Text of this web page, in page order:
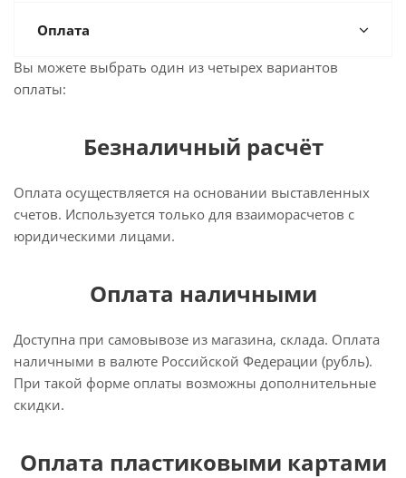
Оплата
Вы можете выбрать один из четырех вариантов
оплаты:
Безналичный расчёт
Оплата осуществляется на основании выставленных
счетов. Используется только для взаиморасчетов с
юридическими лицами.
Оплата наличными
Доступна при самовывозе из магазина, склада. Оплата
наличными в валюте Российской Федерации (рубль).
При такой форме оплаты возможны дополнительные
скидки.
Оплата пластиковыми картами